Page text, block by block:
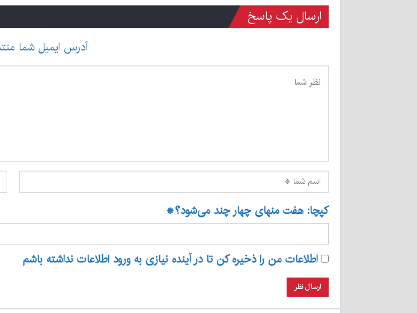
ارسال یک پاسخ
آدرس ایمیل شما
کپچا: هفت منهای چهار چند می‌شود؟*
اطلاعات من را ذخیره کن تا در آینده نیازی به ورود اطلاعات نداشته باشم